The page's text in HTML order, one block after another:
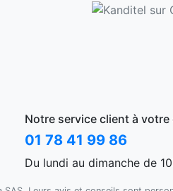
Notre service client à
01 78 41 99 86
Du lundi au dimanche de